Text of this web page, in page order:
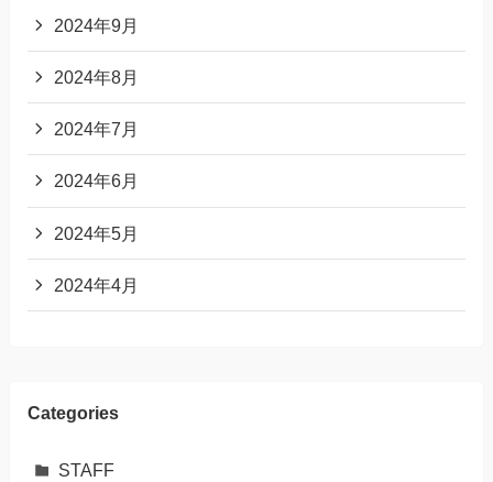
2024年9月
2024年8月
2024年7月
2024年6月
2024年5月
2024年4月
Categories
STAFF